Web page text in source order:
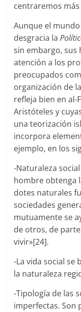
centraremos
Aunque el
desgracia la
sin embargo,
atención a los
preocupados
organización de
refleja bien en
Aristóteles y
una teorización
incorpora
ejemplo, en los
-Naturaleza
hombre obtenga
dotes naturales
sociedades
mutuamente se
de otros, de
vivir»[24].
-La vida social se
la naturaleza
-Tipología de las
imperfectas. Son